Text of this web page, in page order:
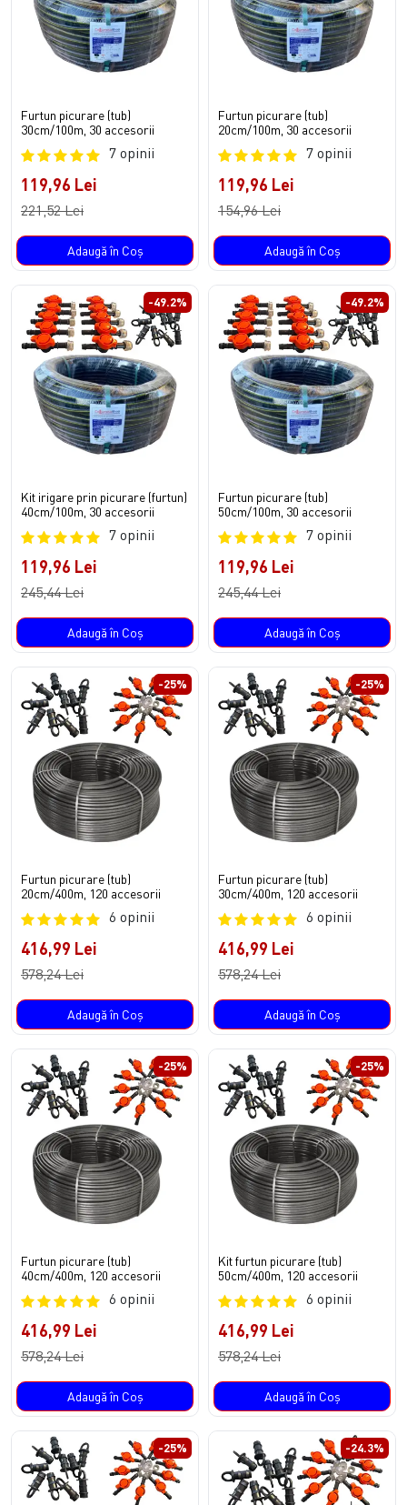
Furtun picurare (tub)
30cm/100m, 30 accesorii
7 opinii
119,96 Lei
221,52 Lei
Adaugă în Coş
Furtun picurare (tub)
20cm/100m, 30 accesorii
7 opinii
119,96 Lei
154,96 Lei
Adaugă în Coş
-49.2%
Kit irigare prin picurare (furtun)
40cm/100m, 30 accesorii
7 opinii
119,96 Lei
245,44 Lei
Adaugă în Coş
-49.2%
Furtun picurare (tub)
50cm/100m, 30 accesorii
7 opinii
119,96 Lei
245,44 Lei
Adaugă în Coş
-25%
Furtun picurare (tub)
20cm/400m, 120 accesorii
6 opinii
416,99 Lei
578,24 Lei
Adaugă în Coş
-25%
Furtun picurare (tub)
30cm/400m, 120 accesorii
6 opinii
416,99 Lei
578,24 Lei
Adaugă în Coş
-25%
Furtun picurare (tub)
40cm/400m, 120 accesorii
6 opinii
416,99 Lei
578,24 Lei
Adaugă în Coş
-25%
Kit furtun picurare (tub)
50cm/400m, 120 accesorii
6 opinii
416,99 Lei
578,24 Lei
Adaugă în Coş
-25% -24.3%